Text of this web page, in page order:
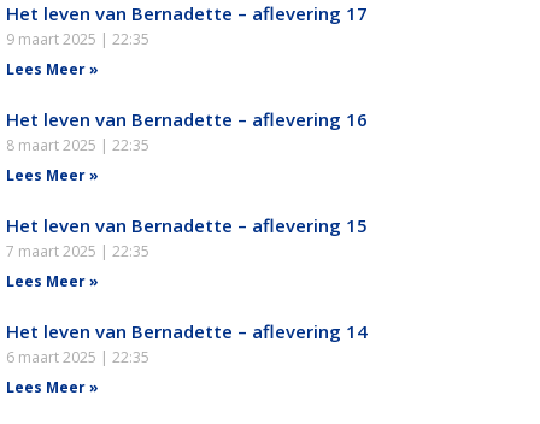
Het leven van Bernadette – aflevering 17
9 maart 2025
22:35
Lees Meer »
Het leven van Bernadette – aflevering 16
8 maart 2025
22:35
Lees Meer »
Het leven van Bernadette – aflevering 15
7 maart 2025
22:35
Lees Meer »
Het leven van Bernadette – aflevering 14
6 maart 2025
22:35
Lees Meer »